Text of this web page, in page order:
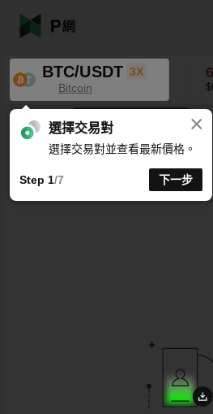
BTC/USDT 3X
Bitcoin
BTC/USDT 0.10 % 64,260.13
15 分1 時4 時1 天1 週
K 線時間週期支援自訂 ×
選擇交易對
選擇交易對並查看最新價格。
Step 1/7 下一步